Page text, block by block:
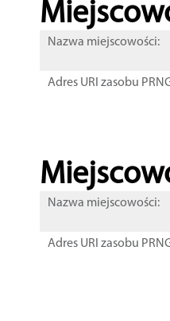
Nazwa miejscowości:
Adres URI zasobu
Nazwa miejscowości:
Adres URI zasobu